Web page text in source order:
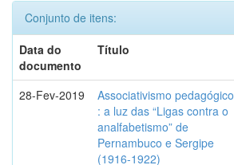
Conjunto de itens:
Data do
documento
Título
28-Fev-2019
Associativismo pedagógico
: a luz das “Ligas contra o
analfabetismo” de
Pernambuco e Sergipe
(1916-1922)